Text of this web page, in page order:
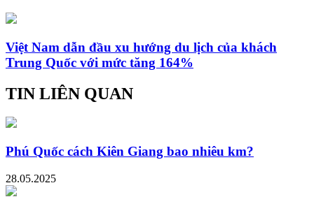
Việt Nam dẫn đầu xu hướng du lịch của khách
Trung Quốc với mức tăng 164%
TIN LIÊN QUAN
Phú Quốc cách Kiên Giang bao nhiêu km?
28.05.2025